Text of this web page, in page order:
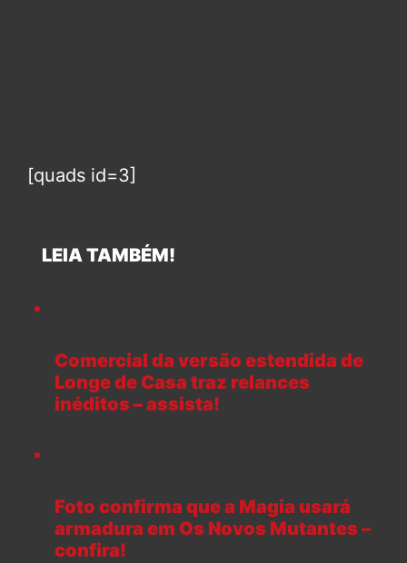
[quads id=3]
LEIA TAMBÉM!
Comercial da versão estendida de
Longe de Casa traz relances
inéditos – assista!
Foto confirma que a Magia usará
armadura em Os Novos Mutantes –
confira!